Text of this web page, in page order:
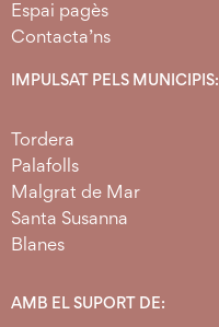
Espai pagès
Contacta’ns
IMPULSAT PELS MUNICIPIS:
Tordera
Palafolls
Malgrat de Mar
Santa Susanna
Blanes
AMB EL SUPORT DE: